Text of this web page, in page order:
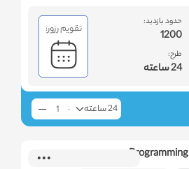
حدود بازدید:
1200
طرح:
24 ساعته
تقویم رزور:
24 ساعته